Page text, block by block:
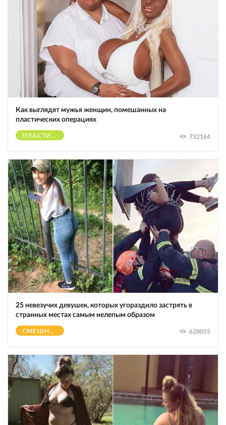
Как выглядят мужья женщин, помешанных на
пластических операциях
ПЛАСТИЧЕСКИЕ ОПЕРАЦИИ 732164
25 невезучих девушек, которых угораздило застрять в
странных местах самым нелепым образом
СМЕШНОЕ 628055